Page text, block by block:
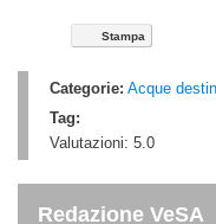
Stampa
Categorie: Acque
Tag:
Valutazioni: 5.0
Redazione VeSA